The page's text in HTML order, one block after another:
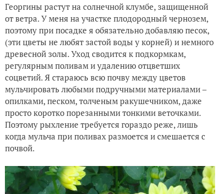
Георгины растут на солнечной клумбе, защищенной
от ветра. У меня на участке плодородный чернозем,
поэтому при посадке я обязательно добавляю песок,
(эти цветы не любят застой воды у корней) и немного
древесной золы. Уход сводится к подкормкам,
регулярным поливам и удалению отцветших
соцветий. Я стараюсь всю почву между цветов
мульчировать любыми подручными материалами –
опилками, песком, толченым ракушечником, даже
просто коротко порезанными тонкими веточками.
Поэтому рыхление требуется гораздо реже, лишь
когда мульча при поливах размоется и смешается с
почвой.